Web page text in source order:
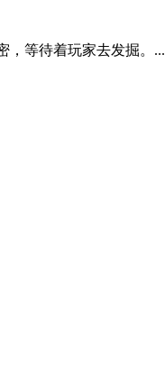
，等待着玩家去发掘。...